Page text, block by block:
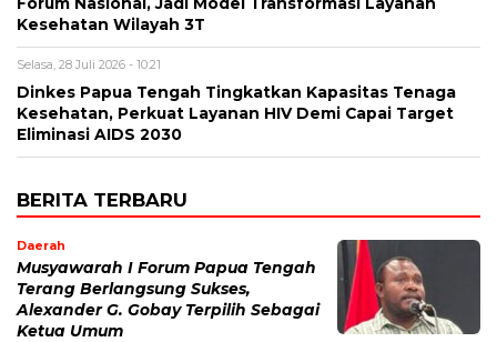
Forum Nasional, Jadi Model Transformasi Layanan
Kesehatan Wilayah 3T
Selasa, 28 Juli 2026 - 10:21
Dinkes Papua Tengah Tingkatkan Kapasitas Tenaga
Kesehatan, Perkuat Layanan HIV Demi Capai Target
Eliminasi AIDS 2030
BERITA TERBARU
Daerah
Musyawarah I Forum Papua Tengah
Terang Berlangsung Sukses,
Alexander G. Gobay Terpilih Sebagai
Ketua Umum